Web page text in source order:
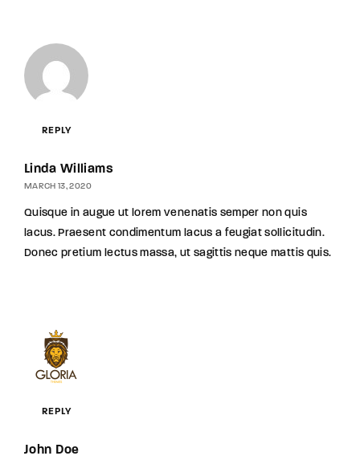
REPLY
Linda Williams
MARCH 13, 2020
Quisque in augue ut lorem venenatis semper non quis
lacus. Praesent condimentum lacus a feugiat sollicitudin.
Donec pretium lectus massa, ut sagittis neque mattis quis.
REPLY
John Doe